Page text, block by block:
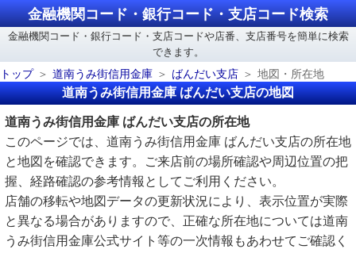
金融機関コード・銀行コード・支店コード検索
金融機関コード・銀行コード・支店コードや店番、支店番号を簡単に検索
できます。
トップ
道南うみ街信用金庫 ばんだい支店 地図・所在地
道南うみ街信用金庫 ばんだい支店の地図
道南うみ街信用金庫 ばんだい支店の所在地
このページでは、道南うみ街信用金庫 ばんだい支店の所在地
と地図を確認できます。ご来店前の場所確認や周辺位置の把
握、経路確認の参考情報としてご利用ください。
店舗の移転や地図データの更新状況により、表示位置が実際
と異なる場合がありますので、正確な所在地については道南
うみ街信用金庫公式サイト等の一次情報もあわせてご確認く